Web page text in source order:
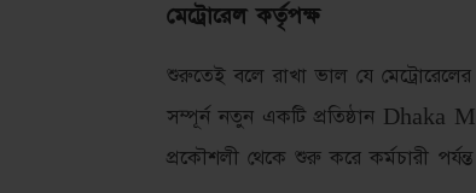
মেট্রোরেল কর্তৃপক্ষ
শুরুতেই বলে রাখা ভাল যে
সম্পূর্ন নতুন একটি প্রতিষ্ঠান
প্রকৌশলী থেকে শুরু করে কর্মচারী